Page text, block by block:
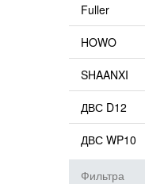
Fuller
HOWO
SHAANXI
ДВС D12
ДВС WP10
Фильтра